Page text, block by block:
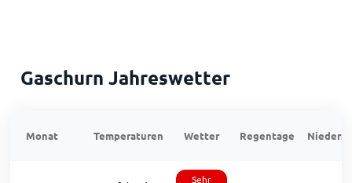
Gaschurn Jahreswetter
Monat Temperaturen Wetter Regentage
Sehr